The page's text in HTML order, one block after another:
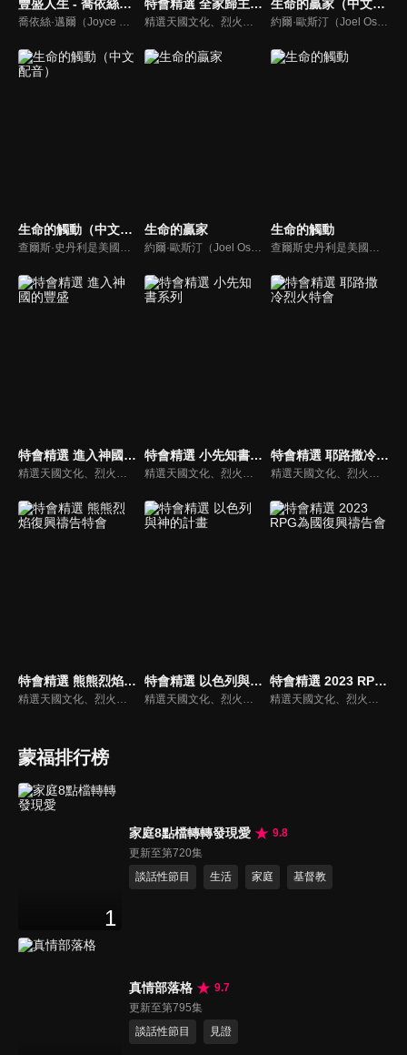
豐盛人生 - 喬依絲邁爾 特會精選 全家歸主有良方 生命的贏家（中文配音）
約爾·歐斯汀（Joel Osteen）綽號是「微笑的傳道者」，是美國的宣教士、電視佈道家和作家，他在美國最大的基督教會湖木教會擔任主任牧師。2004年，他的第一本書「活出美好」，首次出版就登上紐約時報暢銷書的榜首，這本書在紐約時報暢銷200多週。
生命的觸動（中文配音）
查爾斯·史丹利是美國第一浸信會的主任牧師，也是In Touch Ministries的創始人，也是紐約時報暢銷書作家。
生命的贏家
約爾·歐斯汀（Joel Osteen）綽號是「微笑的傳道者」，是美國的宣教士、電視佈道家和作家，他在美國最大的基督教會湖木教會擔任主任牧師。2004年，他的第一本書「活出美好」，首次出版就登上紐約時報暢銷書的榜首，這本書在紐約時報暢銷200多週。
生命的觸動
查爾斯史丹利是美國第一浸信會的榮譽牧師，也是In Touch Ministries（生命的觸動）的創始人，更是紐約時報暢銷書作家。
特會精選 進入神國的豐盛
精選天國文化、烈火特會、超自然大能與使徒性教會等特會，幫助我們更加明白神的心意，好讓我們的生命能走在神的道路上進入命定。
特會精選 小先知書系列
精選天國文化、烈火特會、超自然大能與使徒性教會等特會，幫助我們更加明白神的心意，好讓我們的生命能走在神的道路上進入命定。
特會精選 耶路撒冷烈火特會
精選天國文化、烈火特會、超自然大能與使徒性教會等特會，幫助我們更加明白神的心意，好讓我們的生命能走在神的道路上進入命定。
特會精選 熊熊烈焰復興禱告特會
精選天國文化、烈火特會、超自然大能與使徒性教會等特會，幫助我們更加明白神的心意，好讓我們的生命能走在神的道路上進入命定。
特會精選 以色列與神的計畫
精選天國文化、烈火特會、超自然大能與使徒性教會等特會，幫助我們更加明白神的心意，好讓我們的生命能走在神的道路上進入命定。
特會精選 2023 RPG為國復興禱告會
精選天國文化、烈火特會、超自然大能與使徒性教會等特會，幫助我們更加明白神的心意，好讓我們的生命能走在神的道路上進入命定。
蒙福排行榜
1
家庭8點檔轉轉發現愛
9.8
更新至第720集
談話性節目
生活 家庭 基督教
真情部落格
9.7
更新至第795集
談話性節目
見證